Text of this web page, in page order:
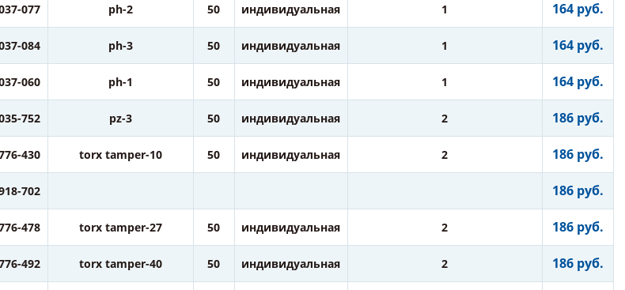
077 ph-2 50 индивидуальная 1 164 руб.
084 ph-3 50 индивидуальная 1 164 руб.
060 ph-1 50 индивидуальная 1 164 руб.
752 pz-3 50 индивидуальная 2 186 руб.
430 torx tamper-10 50 индивидуальная 2 186 руб.
702 186 руб.
478 torx tamper-27 50 индивидуальная 2 186 руб.
492 torx tamper-40 50 индивидуальная 2 186 руб.